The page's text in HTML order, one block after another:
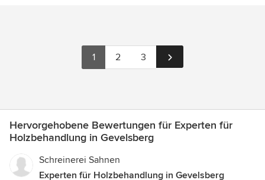
1 2 3
Hervorgehobene Bewertungen für Experten für
Holzbehandlung in Gevelsberg
Schreinerei Sahnen
Experten für Holzbehandlung in Gevelsberg